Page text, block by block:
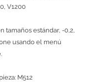
V1200
tamaños estándar, -0,2,
usando el menú
M512